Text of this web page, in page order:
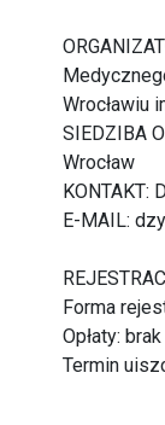
Wrocławiu
SIEDZIBA
Wrocław
KONTAKT:
E-MAIL:
Forma
Opłaty: brak
Termin